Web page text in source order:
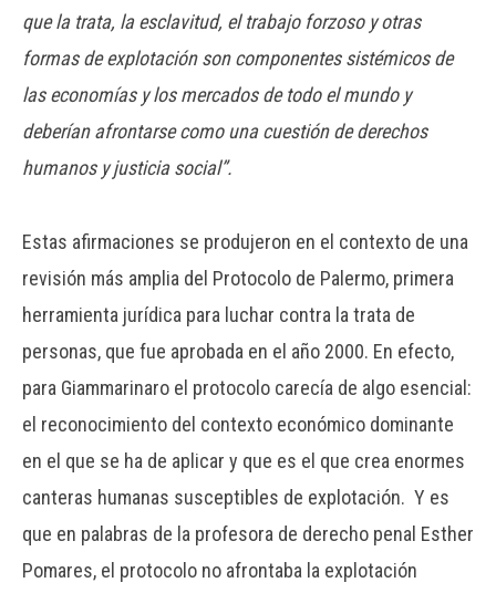
que la trata, la esclavitud, el trabajo forzoso y otras
formas de explotación son componentes sistémicos de
las economías y los mercados de todo el mundo y
deberían afrontarse como una cuestión de derechos
humanos y justicia social”.
Estas afirmaciones se produjeron en el contexto de una
revisión más amplia del Protocolo de Palermo, primera
herramienta jurídica para luchar contra la trata de
personas, que fue aprobada en el año 2000. En efecto,
para Giammarinaro el protocolo carecía de algo esencial:
el reconocimiento del contexto económico dominante
en el que se ha de aplicar y que es el que crea enormes
canteras humanas susceptibles de explotación. Y es
que en palabras de la profesora de derecho penal Esther
Pomares, el protocolo no afrontaba la explotación